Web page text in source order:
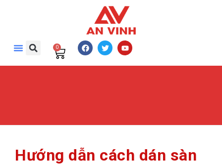
0
Hướng dẫn cách dán sàn